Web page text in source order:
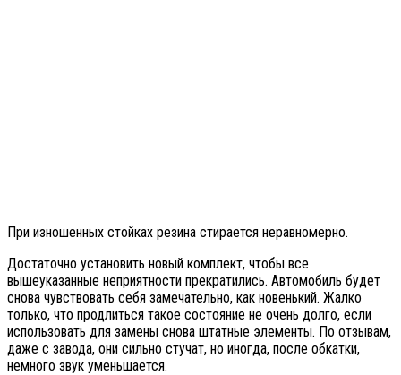
При изношенных стойках резина стирается неравномерно.
Достаточно установить новый комплект, чтобы все
вышеуказанные неприятности прекратились. Автомобиль будет
снова чувствовать себя замечательно, как новенький. Жалко
только, что продлиться такое состояние не очень долго, если
использовать для замены снова штатные элементы. По отзывам,
даже с завода, они сильно стучат, но иногда, после обкатки,
немного звук уменьшается.